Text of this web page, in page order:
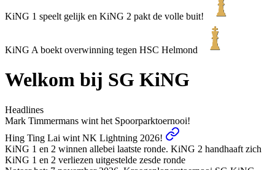
KiNG 1 speelt gelijk en KiNG 2 pakt de volle buit!
KiNG A boekt overwinning tegen HSC Helmond
Welkom bij SG KiNG
Headlines
Mark Timmermans wint het Spoorparktoernooi!
Hing Ting Lai wint NK Lightning 2026!
KiNG 1 en 2 winnen allebei laatste ronde. KiNG 2 handhaaft zich
KiNG 1 en 2 verliezen uitgestelde zesde ronde